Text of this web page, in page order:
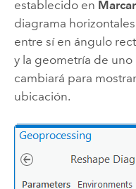
establecido en
diagrama
entre sí en ángulo
y la geometría de uno
cambiará para
ubicación.